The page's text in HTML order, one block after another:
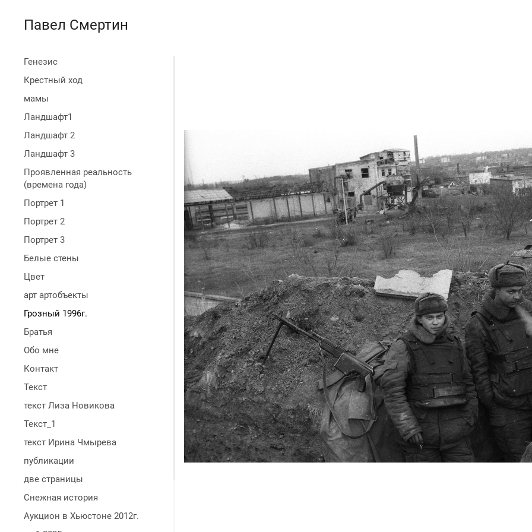
Павел Смертин
Генезис
Крестный ход
мамы
Ландшафт1
Ландшафт 2
Ландшафт 3
Проявленная реальность
(времена года)
Портрет 1
Портрет 2
Портрет 3
Белые стены
Цвет
арт артобъекты
Грозный 1996г.
Братья
Обо мне
Контакт
Текст
текст Лиза Новикова
Текст_1
текст Ирина Чмырева
публикации
две страницы
Снежная история
Аукцион в Хьюстоне 2012г.